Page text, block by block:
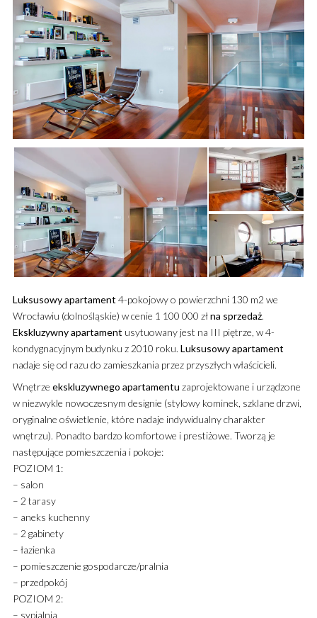
Luksusowyapartament 4-pokojowy o powierzchni 130 m2 we
Wrocławiu (dolnośląskie) w cenie 1 100 000 złna sprzedaż.
Ekskluzywnyapartament usytuowany jest na III piętrze, w 4-
kondygnacyjnym budynku z 2010 roku. Luksusowyapartament
nadaje się od razu do zamieszkania przez przyszłych właścicieli.
Wnętrze ekskluzywnego apartamentu zaprojektowane i urządzone
w niezwykle nowoczesnym designie (stylowy kominek, szklane drzwi,
oryginalne oświetlenie, które nadaje indywidualny charakter
wnętrzu). Ponadto bardzo komfortowe i prestiżowe. Tworzą je
następujące pomieszczenia i pokoje:
POZIOM 1:
– salon
– 2 tarasy
– aneks kuchenny
– 2 gabinety
– łazienka
– pomieszczenie gospodarcze/pralnia
– przedpokój
POZIOM 2:
– sypialnia